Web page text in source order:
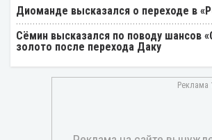
Диоманде высказался о переходе в
Cёмин высказался по поводу шансов
золото после перехода Даку